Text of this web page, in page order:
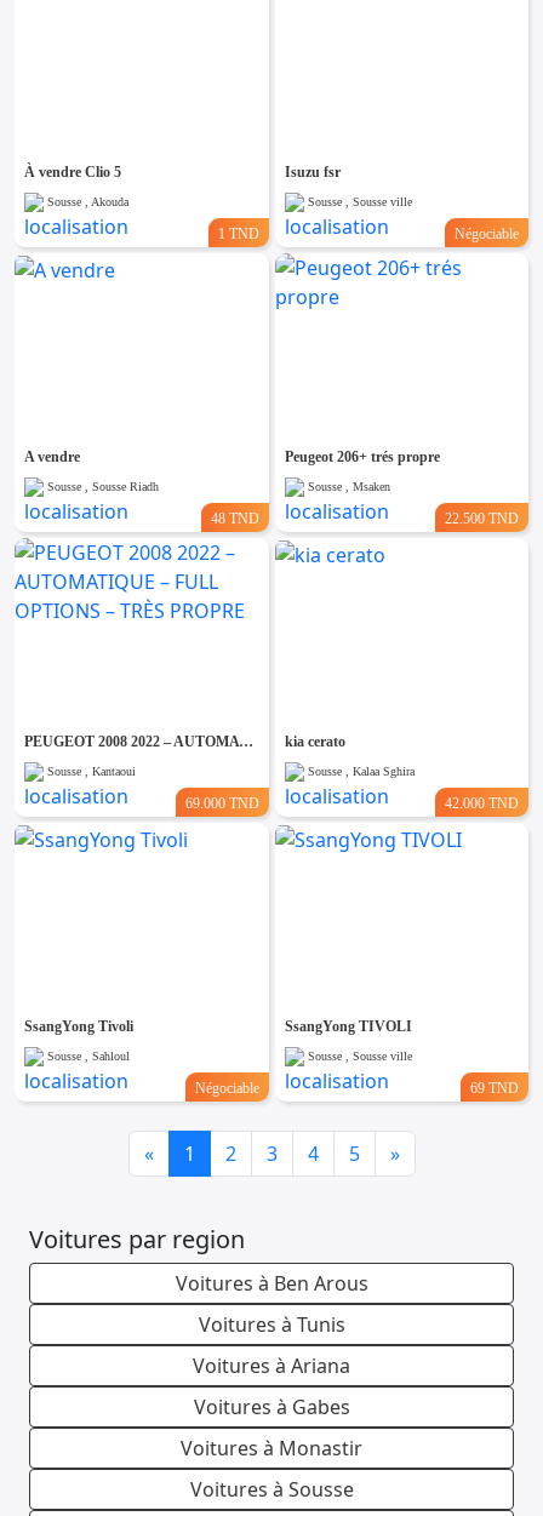
À vendre Clio 5
Sousse , Akouda
1 TND
Isuzu fsr
Sousse , Sousse ville
Négociable
A vendre
Sousse , Sousse Riadh
48 TND
Peugeot 206+ trés propre
Sousse , Msaken
22.500 TND
PEUGEOT 2008 2022 – AUTOMATIQUE – FULL OPTIONS – TRÈS PROPRE
Sousse , Kantaoui
69.000 TND
kia cerato
Sousse , Kalaa Sghira
42.000 TND
SsangYong Tivoli
Sousse , Sahloul
Négociable
SsangYong TIVOLI
Sousse , Sousse ville
69 TND
«Previous
1 2 3 4 5 »Next
Voitures par region
Voitures à Ben Arous
Voitures à Tunis
Voitures à Ariana
Voitures à Gabes
Voitures à Monastir
Voitures à Sousse